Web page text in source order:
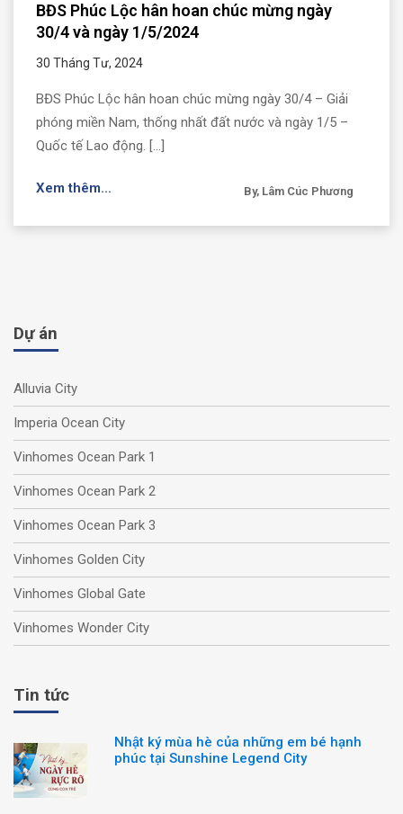
BĐS Phúc Lộc hân hoan chúc mừng ngày
30/4 và ngày 1/5/2024
30 Tháng Tư, 2024
BĐS Phúc Lộc hân hoan chúc mừng ngày 30/4 – Giải
phóng miền Nam, thống nhất đất nước và ngày 1/5 –
Quốc tế Lao động. [...]
Xem thêm... By, Lâm Cúc Phương
Dự án
Alluvia City
Imperia Ocean City
Vinhomes Ocean Park 1
Vinhomes Ocean Park 2
Vinhomes Ocean Park 3
Vinhomes Golden City
Vinhomes Global Gate
Vinhomes Wonder City
Tin tức
Nhật ký mùa hè của những em bé hạnh
phúc tại Sunshine Legend City